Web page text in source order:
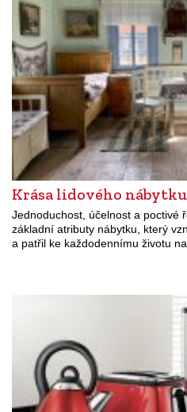
Krása lidového nábytku
Jednoduchost, účelnost a poctivé
základní atributy nábytku, který
a patřil ke každodennímu životu